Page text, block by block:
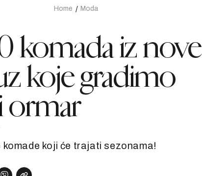
Home Moda
komada iz nove
koje gradimo
ormar
koji će trajati sezonama!